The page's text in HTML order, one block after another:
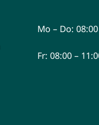
Mo – Do:
Fr: 08:00 –